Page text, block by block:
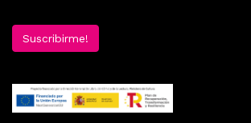
Suscribirme!